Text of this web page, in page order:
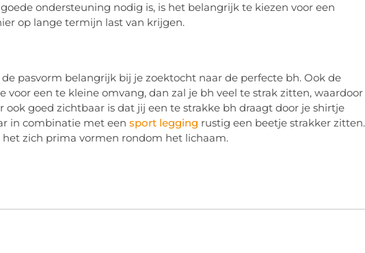
ondersteuning nodig is, is het belangrijk te kiezen voor een
op lange termijn last van krijgen.
pasvorm belangrijk bij je zoektocht naar de perfecte bh. Ook de
voor een te kleine omvang, dan zal je bh veel te strak zitten, waardoor
goed zichtbaar is dat jij een te strakke bh draagt door je shirtje
in combinatie met een sport legging rustig een beetje strakker zitten.
zich prima vormen rondom het lichaam.